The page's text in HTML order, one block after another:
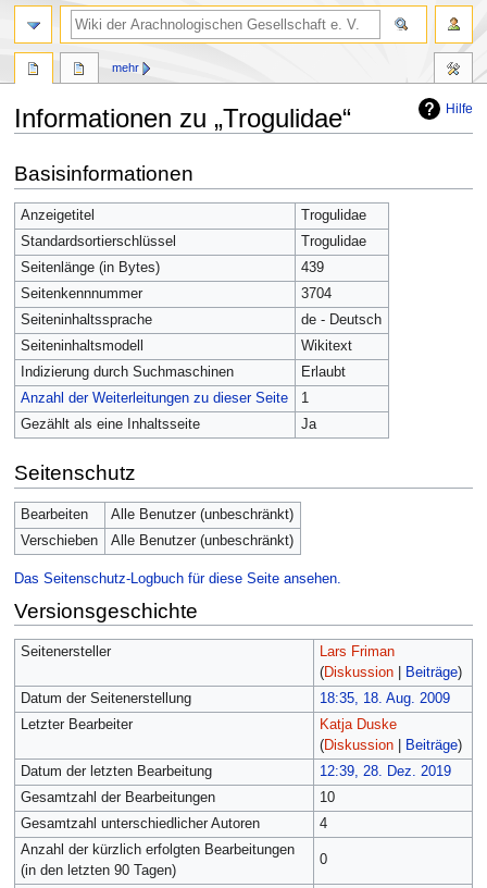
Hilfe
Informationen zu „Trogulidae“
Navigation
springen
Suche
springen
Basisinformationen
Anzeigetitel
Trogulidae
Standardsortierschlüssel
Trogulidae
Seitenlänge (in Bytes)
439
Seitenkennnummer
3704
Seiteninhaltssprache
de - Deutsch
Seiteninhaltsmodell
Wikitext
Indizierung durch Suchmaschinen
Erlaubt
Anzahl der Weiterleitungen zu dieser Seite
1
Gezählt als eine Inhaltsseite
Ja
Seitenschutz
Bearbeiten
Alle Benutzer (unbeschränkt)
Verschieben
Alle Benutzer (unbeschränkt)
Das Seitenschutz-Logbuch für diese Seite ansehen.
Versionsgeschichte
Seitenersteller
Lars Friman
(Diskussion| Beiträge)
Datum der Seitenerstellung
18:35, 18. Aug. 2009
Letzter Bearbeiter
Katja Duske
(Diskussion| Beiträge)
Datum der letzten Bearbeitung
12:39, 28. Dez. 2019
Gesamtzahl der Bearbeitungen
10
Gesamtzahl unterschiedlicher Autoren
4
Anzahl der kürzlich erfolgten Bearbeitungen
(in den letzten 90 Tagen)
0
mehr